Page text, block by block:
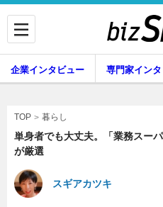
企業インタビュー 専門家イン
TOP 暮らし
単身者でも大丈夫。「業務スー
が厳選
スギアカツキ